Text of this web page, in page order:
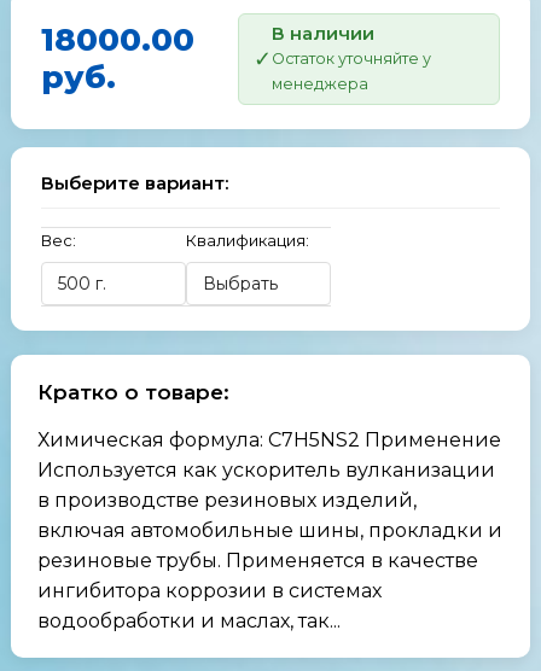
18000.00
руб.
В наличии
Остаток уточняйте у
менеджера
Выберите вариант:
Вес: Квалификация:
Кратко о товаре:
Химическая формула: C7H5NS2 Применение
Используется как ускоритель вулканизации
в производстве резиновых изделий,
включая автомобильные шины, прокладки и
резиновые трубы. Применяется в качестве
ингибитора коррозии в системах
водообработки и маслах, так...